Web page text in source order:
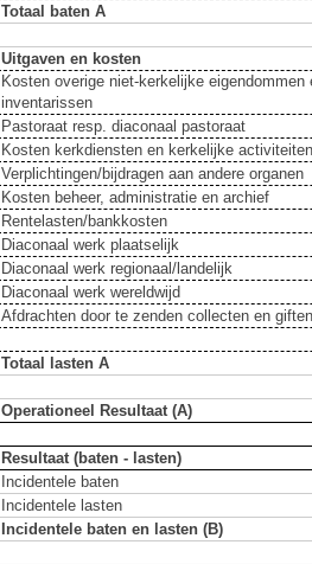
Totaal baten A
Uitgaven en kosten
Kosten overige niet-kerkelijke eigendommen
inventarissen
Pastoraat resp. diaconaal pastoraat
Kosten kerkdiensten en kerkelijke activiteiten
Verplichtingen/bijdragen aan andere organen
Kosten beheer, administratie en archief
Rentelasten/bankkosten
Diaconaal werk plaatselijk
Diaconaal werk regionaal/landelijk
Diaconaal werk wereldwijd
Afdrachten door te zenden collecten en giften
Totaal lasten A
Operationeel Resultaat (A)
Resultaat (baten - lasten)
Incidentele baten
Incidentele lasten
Incidentele baten en lasten (B)